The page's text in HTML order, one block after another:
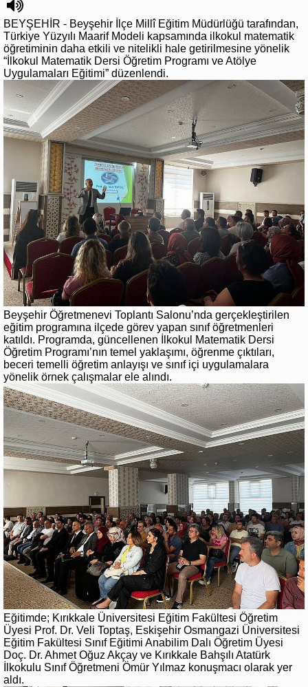
BEYŞEHİR - Beyşehir İlçe Millî Eğitim Müdürlüğü tarafından,
Türkiye Yüzyılı Maarif Modeli kapsamında ilkokul matematik
öğretiminin daha etkili ve nitelikli hale getirilmesine yönelik
“İlkokul Matematik Dersi Öğretim Programı ve Atölye
Uygulamaları Eğitimi” düzenlendi.
Beyşehir Öğretmenevi Toplantı Salonu’nda gerçekleştirilen
eğitim programına ilçede görev yapan sınıf öğretmenleri
katıldı. Programda, güncellenen İlkokul Matematik Dersi
Öğretim Programı’nın temel yaklaşımı, öğrenme çıktıları,
beceri temelli öğretim anlayışı ve sınıf içi uygulamalara
yönelik örnek çalışmalar ele alındı.
Eğitimde; Kırıkkale Üniversitesi Eğitim Fakültesi Öğretim
Üyesi Prof. Dr. Veli Toptaş, Eskişehir Osmangazi Üniversitesi
Eğitim Fakültesi Sınıf Eğitimi Anabilim Dalı Öğretim Üyesi
Doç. Dr. Ahmet Oğuz Akçay ve Kırıkkale Bahşılı Atatürk
İlkokulu Sınıf Öğretmeni Ömür Yılmaz konuşmacı olarak yer
aldı.